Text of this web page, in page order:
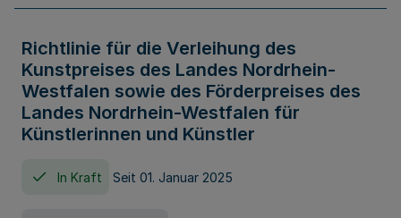
Richtlinie für die Verleihung des
Kunstpreises des Landes Nordrhein-
Westfalen sowie des Förderpreises des
Landes Nordrhein-Westfalen für
Künstlerinnen und Künstler
In Kraft Seit 01. Januar 2025